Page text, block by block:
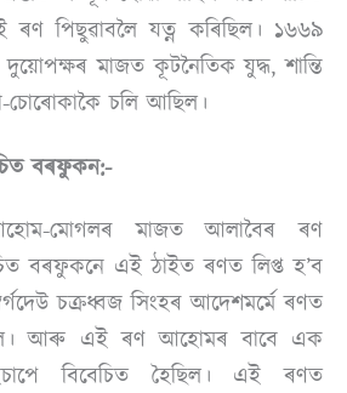
ৰণ পিছুৱাবলৈ যত্ন কৰিছিল। ১৬৬৯
মাজত কূটনৈতিক যুদ্ধ, শান্তি
চোৰোকাকৈ চলি আছিল।
বৰফুকন:-
আহোম-মোগলৰ মাজত আলাবৈৰ ৰণ
বৰফুকনে এই ঠাইত ৰণত লিপ্ত হ’ব
চক্ৰধ্বজ সিংহৰ আদেশমৰ্মে ৰণত
আৰু এই ৰণ আহোমৰ বাবে এক
বিবেচিত হৈছিল। এই ৰণত